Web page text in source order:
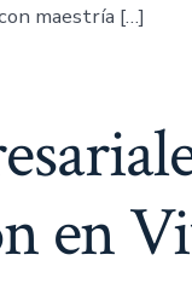
maestría […]
en